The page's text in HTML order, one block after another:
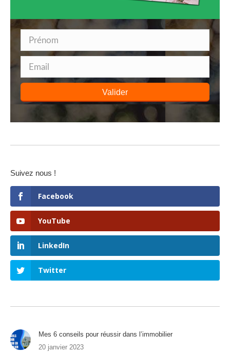
Valider
Suivez nous !
Facebook
YouTube
LinkedIn
Twitter
Mes 6 conseils pour réussir dans l’immobilier
20 janvier 2023